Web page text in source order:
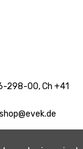
298-00, Ch +41
shop@evek.de